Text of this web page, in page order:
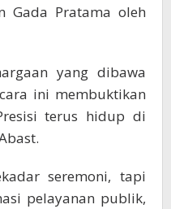
Gada Pratama oleh
yang dibawa
ini membuktikan
terus hidup di
seremoni, tapi
pelayanan publik,